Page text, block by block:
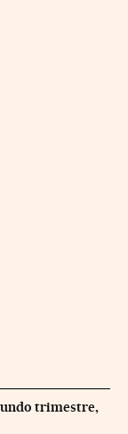
trimestre,